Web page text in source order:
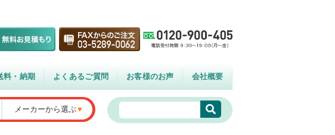
料・納期 よくあるご質問 お客様のお声 会社概要
メーカーから選ぶ